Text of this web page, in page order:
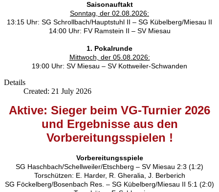
Saisonauftakt
Sonntag, der 02.08.2026:
13:15 Uhr: SG Schrollbach/Hauptstuhl II – SG Kübelberg/Miesau II
14:00 Uhr: FV Ramstein II – SV Miesau
1. Pokalrunde
Mittwoch, der 05.08.2026:
19:00 Uhr: SV Miesau – SV Kottweiler-Schwanden
Details
Created: 21 July 2026
Aktive: Sieger beim VG-Turnier 2026
und Ergebnisse aus den
Vorbereitungsspielen !
Vorbereitungsspiele
SG Haschbach/Schellweiler/Etschberg – SV Miesau 2:3 (1:2)
Torschützen: E. Harder, R. Gheralia, J. Berberich
SG Föckelberg/Bosenbach Res. – SG Kübelberg/Miesau II 5:1 (2:0)